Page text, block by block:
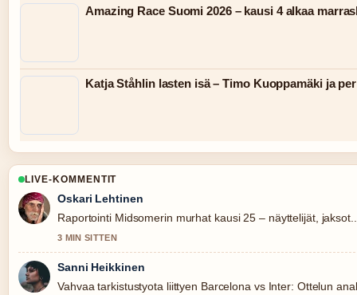
Amazing Race Suomi 2026 – kausi 4 alkaa
Katja Ståhlin lasten isä – Timo Kuoppamäki ja
LIVE-KOMMENTIT
Oskari Lehtinen
Raportointi Midsomerin murhat kausi 25 – näyttelijät,
3 MIN SITTEN
Sanni Heikkinen
Vahvaa tarkistustyota liittyen Barcelona vs Inter: Ottelun